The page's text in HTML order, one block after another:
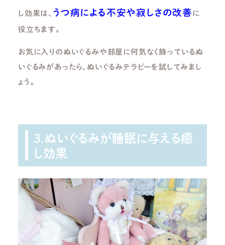
し効果は、 うつ病による不安や寂しさの改善 に
役立ちます。
お気に入りのぬいぐるみや部屋に何気なく飾っているぬ
いぐるみがあったら、ぬいぐるみテラピーを試してみまし
ょう。
3.ぬいぐるみが睡眠に与える癒
し効果